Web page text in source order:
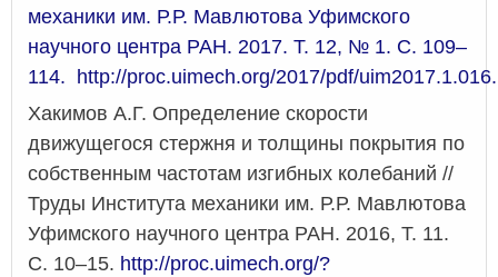
механики им. Р.Р. Мавлютова Уфимского
научного центра РАН. 2017. Т. 12, № 1. С. 109–
114.
http://proc.uimech.org/2017/pdf/
Хакимов А.Г. Определение скорости
движущегося стержня и толщины покрытия по
собственным частотам изгибных колебаний //
Труды Института механики им. Р.Р. Мавлютова
Уфимского научного центра РАН. 2016, Т. 11.
С. 10–15. http://proc.uimech.org/?